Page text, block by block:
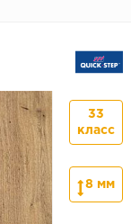
33
класс
8 мм